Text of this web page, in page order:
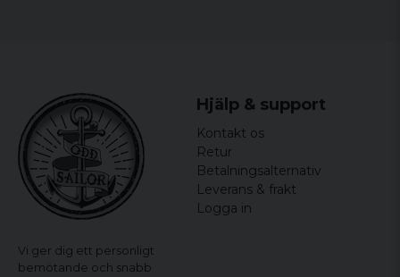
Vi ger dig ett personligt
bemötande och snabb
Hjälp & support
Kontakt os
Retur
Betalningsalternativ
Leverans & frakt
Logga in